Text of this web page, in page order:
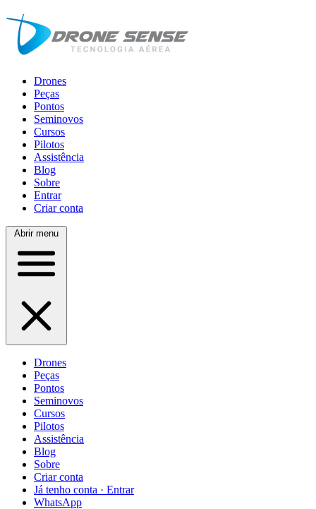
Drones
Peças
Pontos
Seminovos
Cursos
Pilotos
Assistência
Blog
Sobre
Entrar
Criar conta
Abrir menu
Drones
Peças
Pontos
Seminovos
Cursos
Pilotos
Assistência
Blog
Sobre
Criar conta
Já tenho conta · Entrar
WhatsApp